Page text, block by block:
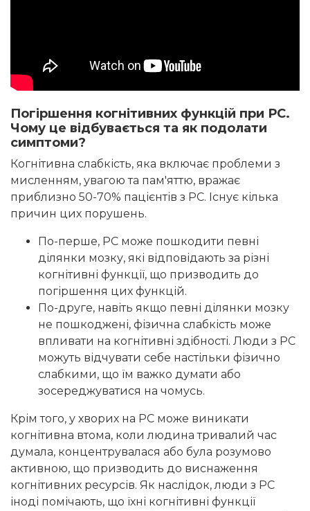
Погіршення когнітивних функцій при РС.
Чому це відбувається та як подолати
симптоми?
Когнітивна слабкість, яка включає проблеми з
мисленням, увагою та пам'яттю, вражає
приблизно 50-70% пацієнтів з РС. Існує кілька
причин цих порушень.
По-перше, РС може пошкодити певні
ділянки мозку, які відповідають за різні
когнітивні функції, що призводить до
погіршення цих функцій.
По-друге, навіть якщо певні ділянки мозку
не пошкоджені, фізична слабкість може
впливати на когнітивні здібності. Люди з РС
можуть відчувати себе настільки фізично
слабкими, що їм важко думати або
зосереджуватися на чомусь.
Крім того, у хворих на РС може виникати
когнітивна втома, коли людина тривалий час
думала, концентрувалася або була розумово
активною, що призводить до виснаження
когнітивних ресурсів. Як наслідок, люди з РС
іноді помічають, що їхні когнітивні функції